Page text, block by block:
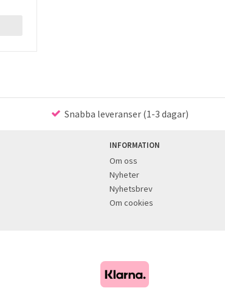
Snabba leveranser (1-3 dagar)
INFORMATION
Om oss
Nyheter
Nyhetsbrev
Om cookies